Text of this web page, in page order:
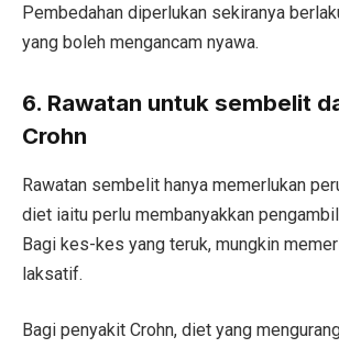
Pembedahan diperlukan sekiranya
yang boleh mengancam nyawa.
6. Rawatan untuk sembelit
Crohn
Rawatan sembelit hanya memerlukan
diet iaitu perlu membanyakkan
Bagi kes-kes yang teruk, mungkin
laksatif.
Bagi penyakit Crohn, diet yang